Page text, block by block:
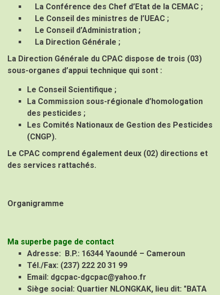
La Conférence des Chef d’Etat de la CEMAC ;
Le Conseil des ministres de l’UEAC ;
Le Conseil d’Administration ;
La Direction Générale ;
La Direction Générale du CPAC dispose de trois (03)
sous-organes d’appui technique qui sont :
Le Conseil Scientifique ;
La Commission sous-régionale d’homologation
des pesticides ;
Les Comités Nationaux de Gestion des Pesticides
(CNGP).
Le CPAC comprend également deux (02) directions et
des services rattachés.
Organigramme
Ma superbe page de contact
Adresse: B.P.: 16344 Yaoundé – Cameroun
Tél./Fax: (237) 222 20 31 99
Email: dgcpac-dgcpac@yahoo.fr
Siège social: Quartier NLONGKAK, lieu dit: "BATA